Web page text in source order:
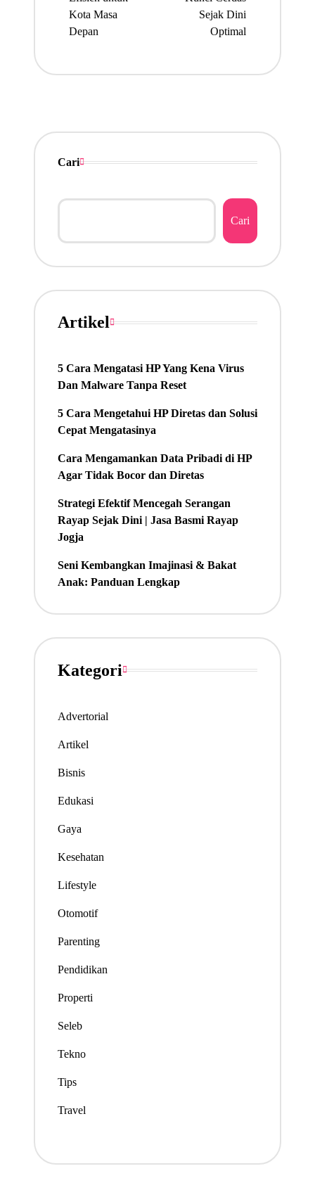
Kota Masa
Depan
Sejak Dini
Optimal
Cari
Cari
Artikel
5 Cara Mengatasi HP Yang Kena Virus
Dan Malware Tanpa Reset
5 Cara Mengetahui HP Diretas dan Solusi
Cepat Mengatasinya
Cara Mengamankan Data Pribadi di HP
Agar Tidak Bocor dan Diretas
Strategi Efektif Mencegah Serangan
Rayap Sejak Dini | Jasa Basmi Rayap
Jogja
Seni Kembangkan Imajinasi & Bakat
Anak: Panduan Lengkap
Kategori
Advertorial
Artikel
Bisnis
Edukasi
Gaya
Kesehatan
Lifestyle
Otomotif
Parenting
Pendidikan
Properti
Seleb
Tekno
Tips
Travel